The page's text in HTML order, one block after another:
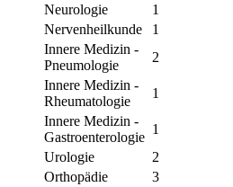
Neurologie
1
Nervenheilkunde
1
Innere Medizin -
Pneumologie
2
Innere Medizin -
Rheumatologie
1
Innere Medizin -
Gastroenterologie
1
Urologie
2
Orthopädie
3